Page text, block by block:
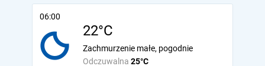
06:00
22°C
Odczuwalna 25°C
Zachmurzenie małe, pogodnie